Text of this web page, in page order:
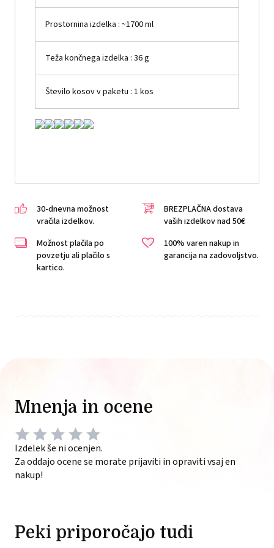
Prostornina izdelka : ~1700 ml
Teža končnega izdelka : 36 g
Število kosov v paketu : 1 kos
30-dnevna možnost
vračila izdelkov.
BREZPLAČNA dostava
vaših izdelkov nad 50€
Možnost plačila po
povzetju ali plačilo s
kartico.
100% varen nakup in
garancija na zadovoljstvo.
Mnenja in ocene
Izdelek še ni ocenjen.
Za oddajo ocene se morate prijaviti in opraviti vsaj en
nakup!
Peki priporočajo tudi